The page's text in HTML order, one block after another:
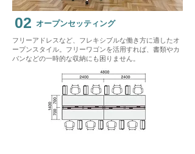
02 オープンセッティング
フリーアドレスなど、フレキシブルな働き方に適したオ
ープンスタイル。​フリーワゴンを活用すれば、書類やカ
バンなどの一時的な収納にも困りません。